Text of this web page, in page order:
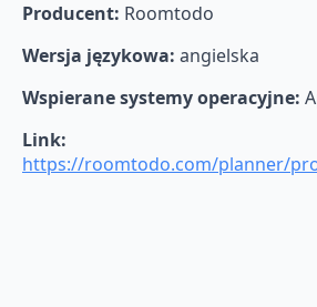
Producent: Roomtodo
Wersja językowa: angielska
Wspierane systemy operacyjne:
Link:
https://roomtodo.com/planner/